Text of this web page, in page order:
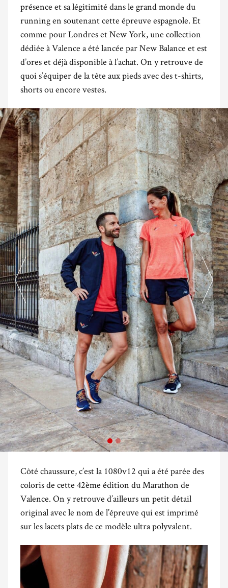
présence et sa légitimité dans le grand monde du
running en soutenant cette épreuve espagnole. Et
comme pour Londres et New York, une collection
dédiée à Valence a été lancée par New Balance et est
d’ores et déjà disponible à l’achat. On y retrouve de
quoi s’équiper de la tête aux pieds avec des t-shirts,
shorts ou encore vestes.
Côté chaussure, c’est la 1080v12 qui a été parée des
coloris de cette 42ème édition du Marathon de
Valence. On y retrouve d’ailleurs un petit détail
original avec le nom de l’épreuve qui est imprimé
sur les lacets plats de ce modèle ultra polyvalent.